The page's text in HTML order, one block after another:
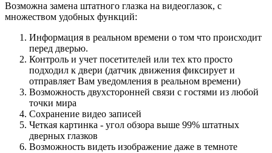
Возможна замена штатного глазка на видеоглазок, с
множеством удобных функций:
Информация в реальном времени о том что происходит
перед дверью.
Контроль и учет посетителей или тех кто просто
подходил к двери (датчик движения фиксирует и
отправляет Вам уведомления в реальном времени)
Возможность двухсторонней связи с гостями из любой
точки мира
Сохранение видео записей
Четкая картинка - угол обзора выше 99% штатных
дверных глазков
Возможность видеть изображение даже в темноте